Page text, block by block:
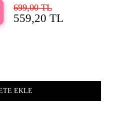
699,00 TL
559,20 TL